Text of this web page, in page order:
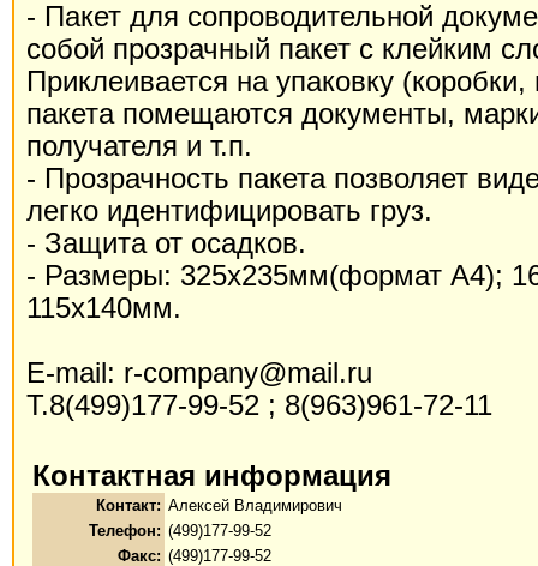
- Пакет для сопроводительной
собой прозрачный пакет с клейким
Приклеивается на упаковку
пакета помещаются документы,
получателя и т.п.
- Прозрачность пакета позволяет
легко идентифицировать груз.
- Защита от осадков.
- Размеры: 325х235мм(формат А4);
115х140мм.
E-mail: r-company@mail.ru
Т.8(499)177-99-52 ; 8(963)961-72-11
Контактная информация
Контакт: Алексей Владимирович
Телефон: (499)177-99-52
Факс: (499)177-99-52